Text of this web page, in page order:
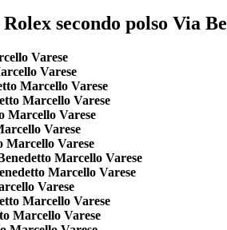
secondo polso Via
Varese
Varese
Marcello Varese
Marcello Varese
Marcello Varese
Varese
Marcello Varese
Marcello Varese
Marcello Varese
Varese
Marcello Varese
Marcello Varese